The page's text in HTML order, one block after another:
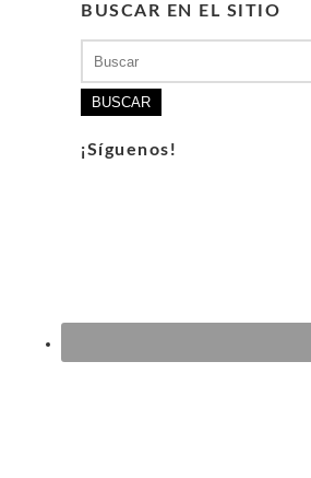
BUSCAR EN EL SITIO
¡Síguenos!